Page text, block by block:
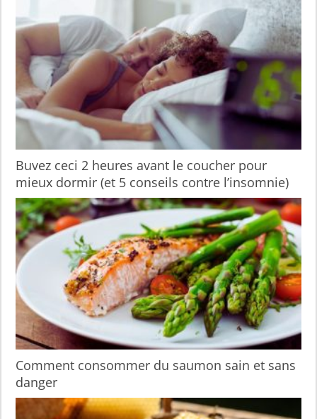
Buvez ceci 2 heures avant le coucher pour
mieux dormir (et 5 conseils contre l’insomnie)
Comment consommer du saumon sain et sans
danger